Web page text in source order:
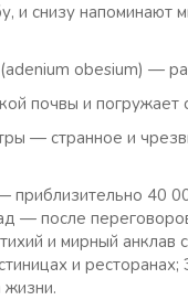
и снизу
obesium) —
почвы и погружает
— странное и
приблизительно 40
— после
и мирный
и